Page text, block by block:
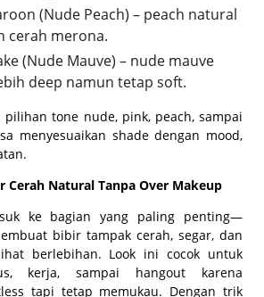
(Nude Peach) – peach natural
cerah merona.
(Nude Mauve) – nude mauve
deep namun tetap soft.
pilihan tone nude, pink, peach, sampai
menyesuaikan shade dengan mood,
Cerah Natural Tanpa Over Makeup
ke bagian yang paling penting—
bibir tampak cerah, segar, dan
berlebihan. Look ini cocok untuk
kerja, sampai hangout karena
tapi tetap memukau. Dengan trik